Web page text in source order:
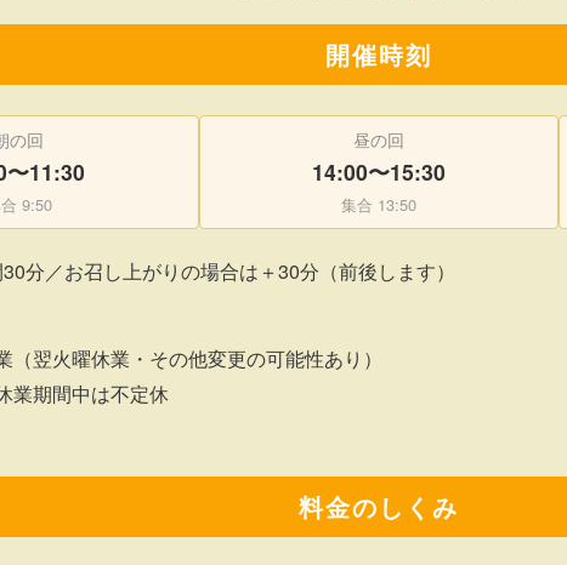
開催時刻
の回
〜11:30
9:50
昼の回
14:00〜15:30
集合 13:50
分／お召し上がりの場合は＋30分（前後します）
（翌火曜休業・その他変更の可能性あり）
業期間中は不定休
料金のしくみ